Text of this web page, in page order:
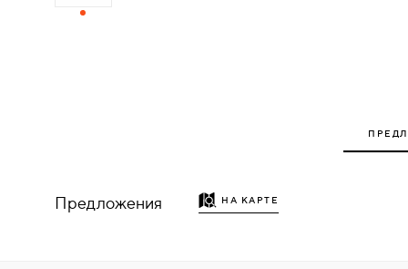
Предложения НА КАРТЕ